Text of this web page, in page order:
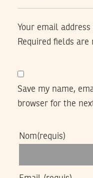
Your email
Required fields are
Save my name,
browser for the
Nom(requis)